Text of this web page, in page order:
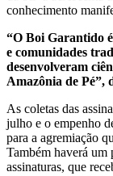
conhecimento
“O Boi Garantido
e comunidades
desenvolveram
Amazônia de Pé”,
As coletas das
julho e o empenho
para a agremiação
Também haverá um
assinaturas, que